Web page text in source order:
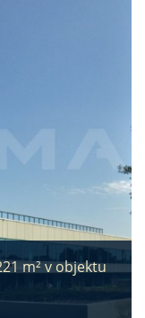
m² v objektu